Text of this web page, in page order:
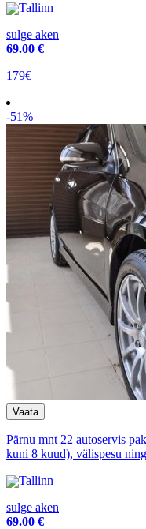
Tallinn
sulge aken
69.00 €
179€
-51%
Pärnu mnt 22 autoservis
kuni 8 kuud), välispesu
Tallinn
sulge aken
69.00 €